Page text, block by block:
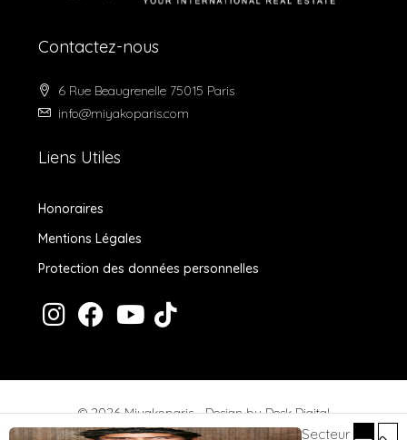
Secteur
Contactez-nous
6 Rue Beaugrenelle 75015 Paris
info@miyakoparis.com
Liens Utiles
Honoraires
Mentions Légales
Protection des données personnelles
© 2026 Miyakoparis - Design byDesk Digital